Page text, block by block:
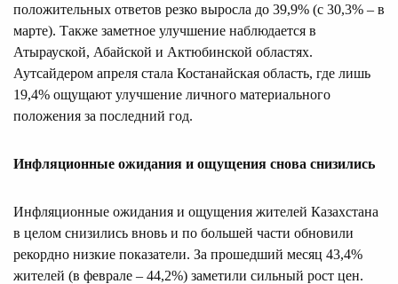
положительных ответов резко выросла до 39,9% (с 30,3% – в
марте). Также заметное улучшение наблюдается в
Атырауской, Абайской и Актюбинской областях.
Аутсайдером апреля стала Костанайская область, где лишь
19,4% ощущают улучшение личного материального
положения за последний год.
Инфляционные ожидания и ощущения снова снизились
Инфляционные ожидания и ощущения жителей Казахстана
в целом снизились вновь и по большей части обновили
рекордно низкие показатели. За прошедший месяц 43,4%
жителей (в феврале – 44,2%) заметили сильный рост цен.